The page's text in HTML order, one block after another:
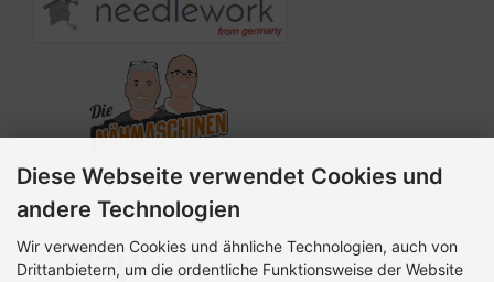
Zahlungsmethoden
Diese Webseite verwendet Cookies und
andere Technologien
Wir verwenden Cookies und ähnliche Technologien, auch von
Drittanbietern, um die ordentliche Funktionsweise der Website